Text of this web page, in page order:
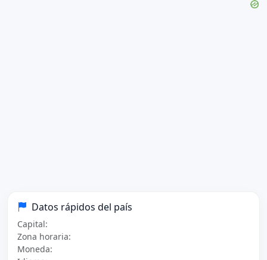
Datos rápidos del país
Capital:
Zona horaria:
Moneda: